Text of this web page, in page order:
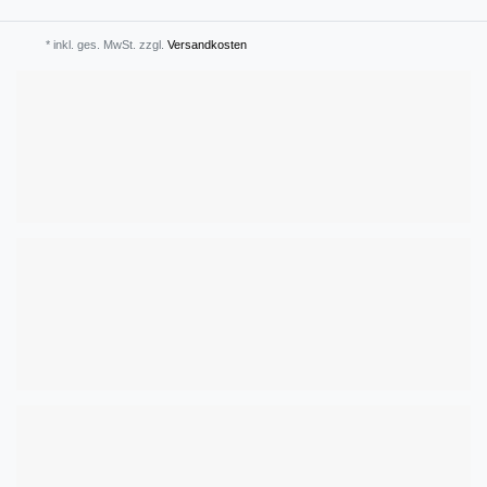
* inkl. ges. MwSt. zzgl. Versandkosten